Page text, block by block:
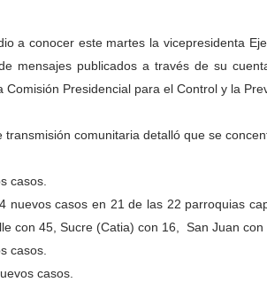
y Secretaría Social fortalecen
el plan vacacional Venezuela
inspeccionan espacios del OAN
MasterClass en el marco del
Elías avanza con plan de asfaltado
estadal fortalece la
a conocer este martes la vicepresidenta
mensajes publicados a través de su
Comisión Presidencial para el Control y la
transmisión comunitaria detalló que se
casos.
nuevos casos en 21 de las 22 parroquias
con 45, Sucre (Catia) con 16, San Juan
casos.
casos.